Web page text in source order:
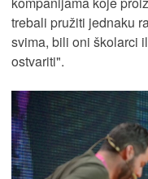
trebali pružiti jednaku
svima, bili oni školarci
ostvariti".